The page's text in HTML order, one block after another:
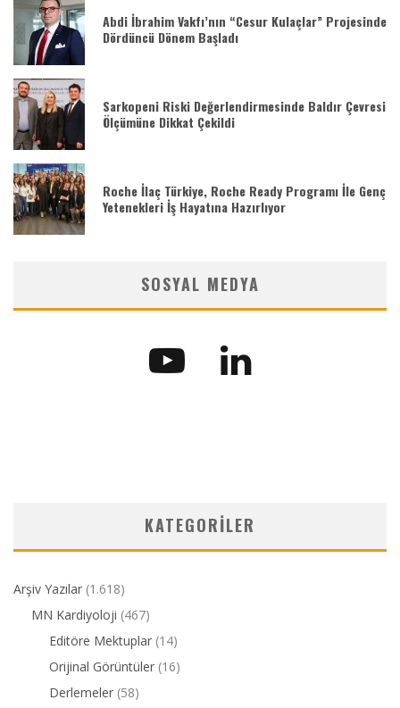
Abdi İbrahim Vakfı’nın “Cesur Kulaçlar” Projesinde
Dördüncü Dönem Başladı
Sarkopeni Riski Değerlendirmesinde Baldır Çevresi
Ölçümüne Dikkat Çekildi
Roche İlaç Türkiye, Roche Ready Programı İle Genç
Yetenekleri İş Hayatına Hazırlıyor
SOSYAL MEDYA
KATEGORILER
Arşiv Yazılar (1.618)
MN Kardiyoloji (467)
Editöre Mektuplar (14)
Orijinal Görüntüler (16)
Derlemeler (58)